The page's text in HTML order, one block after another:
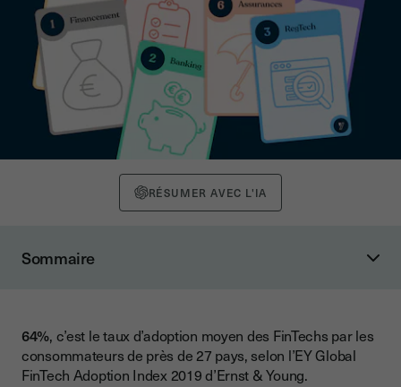
RÉSUMER AVEC L'IA
Sommaire
Exemples de services proposés
Quelques FinTech à garder dans le viseur 👀
64%, c’est le taux d’adoption moyen des FinTechs par les
consommateurs de près de 27 pays, selon l’EY Global
FinTech Adoption Index 2019 d’Ernst & Young.